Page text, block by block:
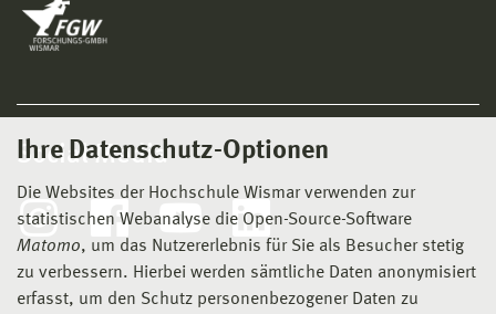
Ihre Datenschutz-Optionen
Die Websites der Hochschule Wismar verwenden zur
statistischen Webanalyse die Open-Source-Software
Matomo, um das Nutzererlebnis für Sie als Besucher stetig
zu verbessern. Hierbei werden sämtliche Daten anonymisiert
erfasst, um den Schutz personenbezogener Daten zu
Social Media